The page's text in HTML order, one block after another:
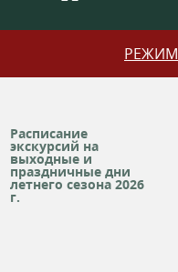
Расписание
экскурсий на
выходные и
праздничные дни
летнего сезона 2026
г.